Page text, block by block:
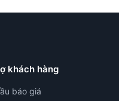
khách hàng
báo giá